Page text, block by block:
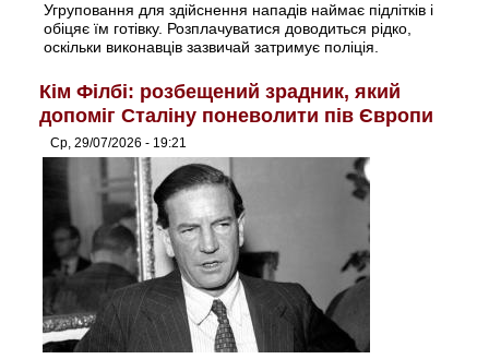
Угруповання для здійснення нападів наймає підлітків і
обіцяє їм готівку. Розплачуватися доводиться рідко,
оскільки виконавців зазвичай затримує поліція.
Кім Філбі: розбещений зрадник, який
допоміг Сталіну поневолити пів Європи
Ср, 29/07/2026 - 19:21